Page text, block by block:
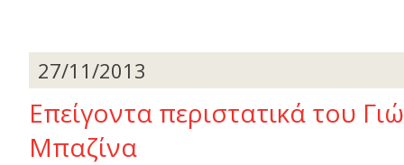
27/11/2013
Επείγοντα περιστατικά του
Μπαζίνα